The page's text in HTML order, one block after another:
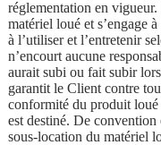
réglementation en
matériel loué et s’engage
à l’utiliser et l’entretenir
n’encourt aucune
aurait subi ou fait subir
garantit le Client contre
conformité du produit loué
est destiné. De convention
sous-location du matériel